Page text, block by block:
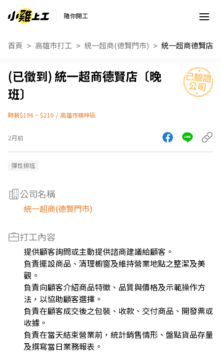
隨你開工
首頁 高雄市打工 統一超商(德賢門市) 統一超商德賢店
統一超商德賢店〔晚
班〕
時薪$196 ~ $210 / 高雄市楠梓區
2月前
彈性排班
公司名稱
統一超商(德賢門市)
打工內容
提供顧客詢問或主動提供諮商建議給顧客。
負責擺設商品、清理櫥窗及維持營業地點之整潔及美
觀。
負責向顧客介紹商品特徵、品質與價格及示範操作方
法，以協助顧客選擇。
負責在顧客成交後之包裝、收款、交付商品、開發票或
收據。
負責在當天結束營業前，統計銷售情形、盤點貨品存量
及撰寫當日業務報表。